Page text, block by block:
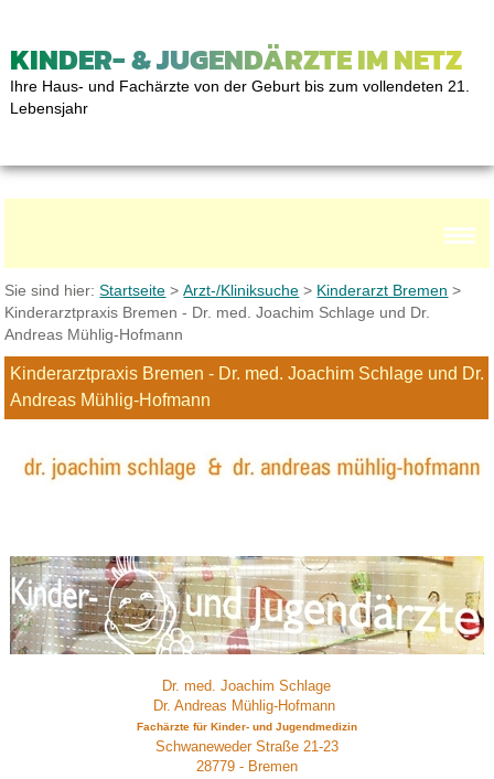
KINDER- & JUGENDÄRZTE IM NETZ
Ihre Haus- und Fachärzte von der Geburt bis zum vollendeten 21.
Lebensjahr
Sie sind hier:Startseite >Arzt-/Kliniksuche > Kinderarzt Bremen >
Kinderarztpraxis Bremen - Dr. med. Joachim Schlage und Dr.
Andreas Mühlig-Hofmann
Kinderarztpraxis Bremen - Dr. med. Joachim Schlage und Dr.
Andreas Mühlig-Hofmann
Dr. med. Joachim Schlage
Dr. Andreas Mühlig-Hofmann
Fachärzte für Kinder- und Jugendmedizin
Schwaneweder Straße 21-23
28779 - Bremen